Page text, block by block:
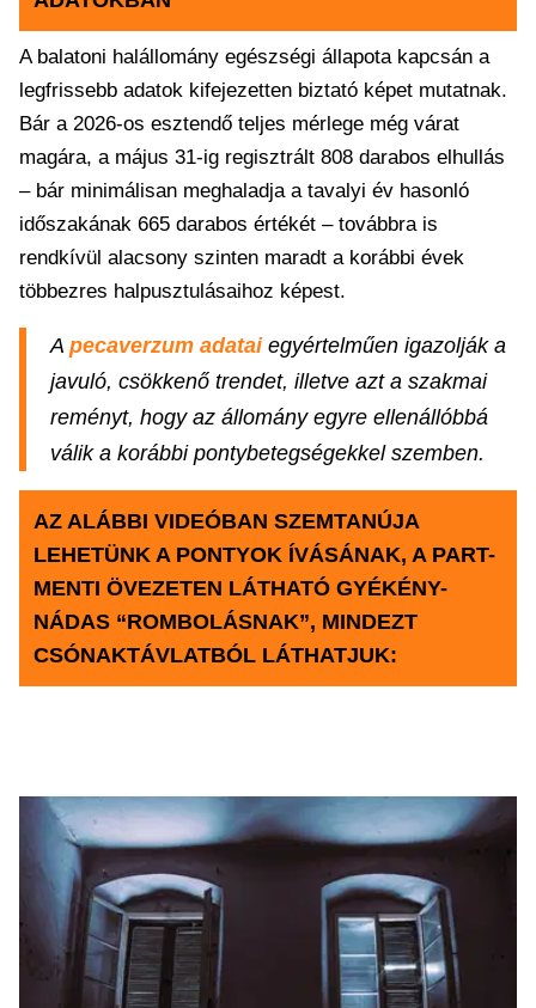
A balatoni halállomány egészségi állapota kapcsán a
legfrissebb adatok kifejezetten biztató képet mutatnak.
Bár a 2026-os esztendő teljes mérlege még várat
magára, a május 31-ig regisztrált 808 darabos elhullás
– bár minimálisan meghaladja a tavalyi év hasonló
időszakának 665 darabos értékét – továbbra is
rendkívül alacsony szinten maradt a korábbi évek
többezres halpusztulásaihoz képest.
A pecaverzum adataiegyértelműen igazolják a
javuló, csökkenő trendet, illetve azt a szakmai
reményt, hogy az állomány egyre ellenállóbbá
válik a korábbi pontybetegségekkel szemben.
AZ ALÁBBI VIDEÓBAN SZEMTANÚJA
LEHETÜNK A PONTYOK ÍVÁSÁNAK, A PART-
MENTI ÖVEZETEN LÁTHATÓ GYÉKÉNY-
NÁDAS “ROMBOLÁSNAK”, MINDEZT
CSÓNAKTÁVLATBÓL LÁTHATJUK: